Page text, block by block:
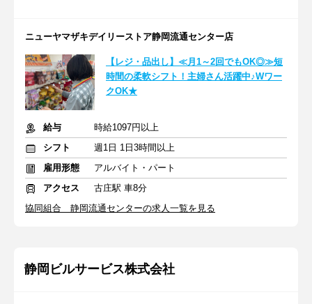
ニューヤマザキデイリーストア静岡流通センター店
【レジ・品出し】≪月1～2回でもOK◎≫短
時間の柔軟シフト！主婦さん活躍中♪Wワー
クOK★
給与
時給1097円以上
シフト
週1日 1日3時間以上
雇用形態
アルバイト・パート
アクセス
古庄駅 車8分
協同組合 静岡流通センターの求人一覧を見る
静岡ビルサービス株式会社